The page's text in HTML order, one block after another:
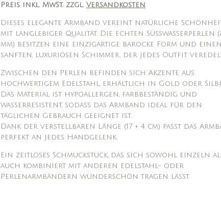
Preis inkl. MwSt. zzgl. Versandkosten
Dieses elegante Armband vereint natürliche
mit langlebiger Qualität. Die echten Süßwasserperlen
mm) besitzen eine einzigartige barocke Form und einen
sanften, luxuriösen Schimmer, der jedes Outfit
Zwischen den Perlen befinden sich Akzente aus
hochwertigem Edelstahl, erhältlich in Gold oder
Das Material ist hypoallergen, farbbeständig und
wasserresistent, sodass das Armband ideal für den
täglichen Gebrauch geeignet ist.
Dank der verstellbaren Länge (17 + 4 cm) passt das
perfekt an jedes Handgelenk.
Ein zeitloses Schmuckstück, das sich sowohl einzeln
auch kombiniert mit anderen Edelstahl- oder
Perlenarmbändern wunderschön tragen lässt.